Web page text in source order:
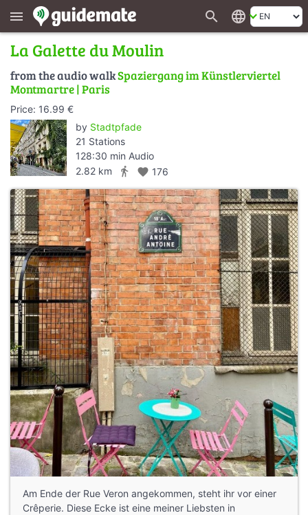
menu search language
La Galette du Moulin
from the audio walkSpaziergang im Künstlerviertel
Montmartre | Paris
Price: 16.99 €
by Stadtpfade
21 Stations
128:30 min Audio
2.82 km
directions_walk favorite 176
Am Ende der Rue Veron angekommen, steht ihr vor einer
Crêperie. Diese Ecke ist eine meiner Liebsten in